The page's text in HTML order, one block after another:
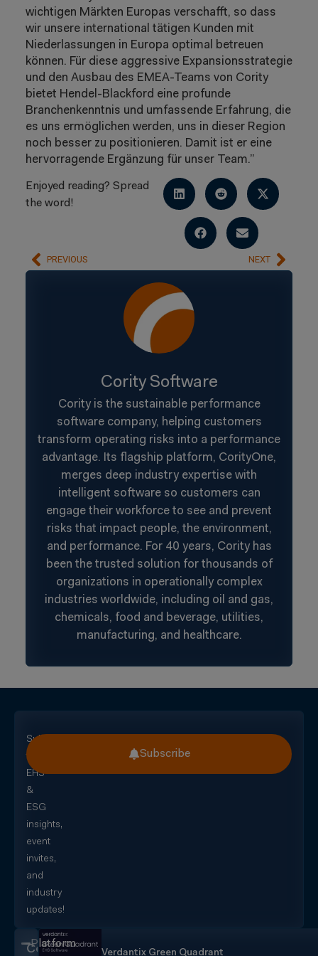
wichtigen Märkten Europas verschafft, so dass
wir unsere international tätigen Kunden mit
Niederlassungen in Europa optimal betreuen
können. Für diese aggressive Expansionsstrategie
und den Ausbau des EMEA-Teams von Cority
bietet Hendel-Blackford eine profunde
Branchenkenntnis und umfassende Erfahrung, die
es uns ermöglichen werden, uns in dieser Region
noch besser zu positionieren. Damit ist er eine
hervorragende Ergänzung für unser Team.”
Enjoyed reading? Spread
the word!
PREVIOUS NEXT
Cority Software
Cority is the sustainable performance
software company, helping customers
transform operating risks into a performance
advantage. Its flagship platform, CorityOne,
merges deep industry expertise with
intelligent software so customers can
engage their workforce to see and prevent
risks that impact people, the environment,
and performance. For 40 years, Cority has
been the trusted solution for thousands of
organizations in operationally complex
industries worldwide, including oil and gas,
chemicals, food and beverage, utilities,
manufacturing, and healthcare.
Subscribe
for
EHS
&
ESG
insights,
event
invites,
and
industry
updates!
Subscribe
CorityOne
Verdantix Green Quadrant
Platform